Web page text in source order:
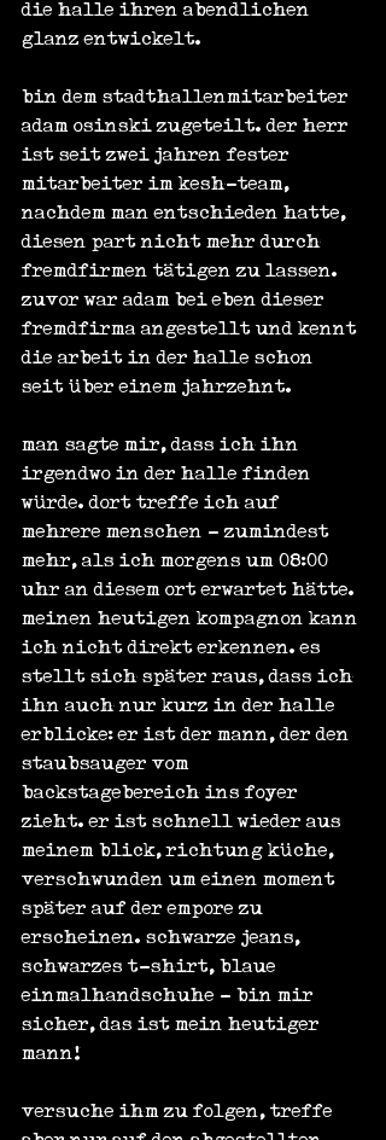
die halle ihren abendlichen
glanz entwickelt.
bin dem stadthallenmitarbeiter
adam osinski zugeteilt. der herr
ist seit zwei jahren fester
mitarbeiter im kesh-team,
nachdem man entschieden hatte,
diesen part nicht mehr durch
fremdfirmen tätigen zu lassen.
zuvor war adam bei eben dieser
fremdfirma angestellt und kennt
die arbeit in der halle schon
seit über einem jahrzehnt.
man sagte mir, dass ich ihn
irgendwo in der halle finden
würde. dort treffe ich auf
mehrere menschen - zumindest
mehr, als ich morgens um 08:00
uhr an diesem ort erwartet hätte.
meinen heutigen kompagnon kann
ich nicht direkt erkennen. es
stellt sich später raus, dass ich
ihn auch nur kurz in der halle
erblicke: er ist der mann, der den
staubsauger vom
backstagebereich ins foyer
zieht. er ist schnell wieder aus
meinem blick, richtung küche,
verschwunden um einen moment
später auf der empore zu
erscheinen. schwarze jeans,
schwarzes t-shirt, blaue
einmalhandschuhe - bin mir
sicher, das ist mein heutiger
mann!
versuche ihm zu folgen, treffe